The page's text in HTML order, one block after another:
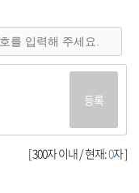
등록
[ 300자 이내 / 현재:0자 ]